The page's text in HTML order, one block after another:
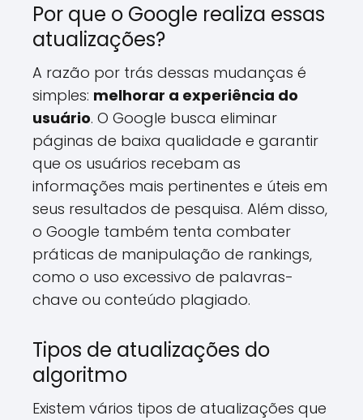
Por que o Google realiza essas
atualizações?
A razão por trás dessas mudanças é
simples: melhorar a experiência do
usuário. O Google busca eliminar
páginas de baixa qualidade e garantir
que os usuários recebam as
informações mais pertinentes e úteis em
seus resultados de pesquisa. Além disso,
o Google também tenta combater
práticas de manipulação de rankings,
como o uso excessivo de palavras-
chave ou conteúdo plagiado.
Tipos de atualizações do
algoritmo
Existem vários tipos de atualizações que